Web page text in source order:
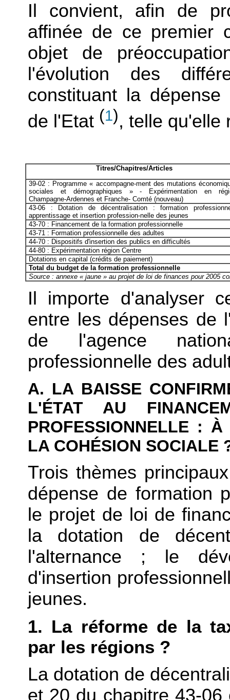
Il convient, afin de
affinée de ce premier
objet de
l'évolution des
constituant la
de l'Etat (1), telle qu'elle
Titres/Chapitres/Articles
39-02 : Programme « accompagne-ment des mutations
sociales et démographiques » - Expérimentation en
Champagne-Ardennes et Franche- Comté (nouveau)
43-06 : Dotation de décentralisation : formation
apprentissage et insertion profession-nelle des jeunes
43-70 : Financement de la formation professionnelle
43-71 : Formation professionnelle des adultes
44-70 : Dispositifs d'insertion des publics en difficultés
44-80 : Expérimentation région Centre
Dotations en capital (crédits de paiement)
Total du budget de la formation professionnelle
Source : annexe « jaune » au projet de loi de finances pour 2005
Il importe d'analyser
entre les dépenses de
de l'agence
professionnelle des
A. LA BAISSE
L'ÉTAT AU
PROFESSIONNELLE :
LA COHÉSION SOCIALE
Trois thèmes
dépense de formation
le projet de loi de
la dotation de
l'alternance ; le
d'insertion
jeunes.
1. La réforme de la
par les régions ?
La dotation de
et 20 du chapitre 43-